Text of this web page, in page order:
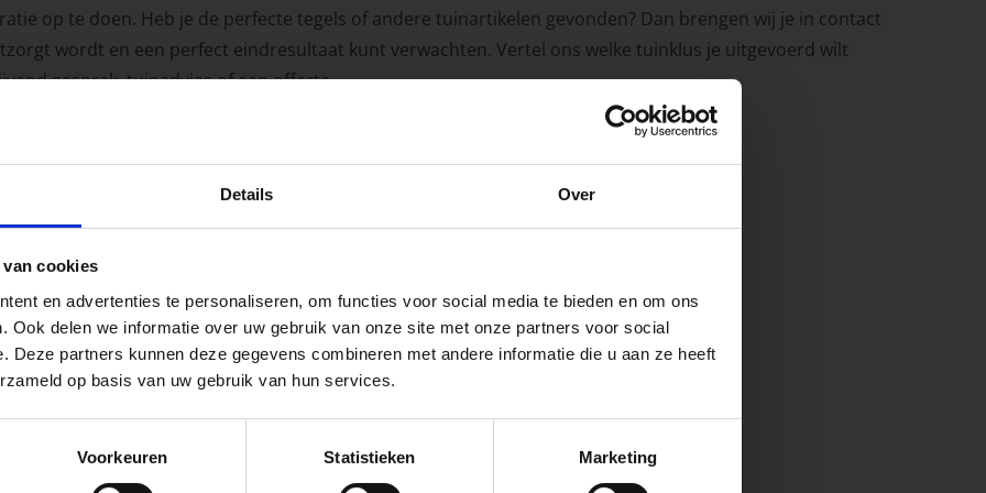
Details Over
cookies
en advertenties te personaliseren, om functies voor social media te bieden en om ons
Ook delen we informatie over uw gebruik van onze site met onze partners voor social
Deze partners kunnen deze gegevens combineren met andere informatie die u aan ze heeft
op basis van uw gebruik van hun services.
Voorkeuren Statistieken Marketing
op te doen. Heb je de perfecte tegels of andere tuinartikelen gevonden? Dan brengen wij je in contact
wordt en een perfect eindresultaat kunt verwachten. Vertel ons welke tuinklus je uitgevoerd wilt
gesprek, tuinadvies of een offerte.
mij opnemen
tijdens de vakantieperiode
vestigingspagina voor de actuele openingstijden.
Brug
en inspirerende showtuinen helpen we je graag bij iedere stap van jouw